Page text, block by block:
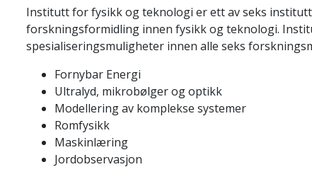
Institutt for fysikk og teknologi er ett av seks
forskningsformidling innen fysikk og teknologi.
spesialiseringsmuligheter innen alle seks
Fornybar Energi
Ultralyd, mikrobølger og optikk
Modellering av komplekse systemer
Romfysikk
Maskinlæring
Jordobservasjon